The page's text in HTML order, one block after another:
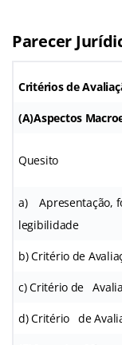
Parecer
Critérios de
(A)Aspectos
Quesito
a) Apresentação,
legibilidade
b) Critério de
c) Critério de
d) Critério de